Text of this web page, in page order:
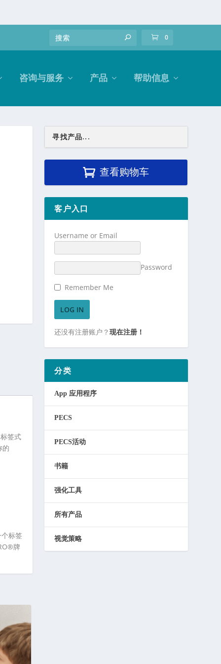
0
咨询与服务 产品 帮助信息
签式
的
标签
牌
查看购物车
客户入口
Username or Email
Password
Remember Me
还没有注册账户？现在注册！
分类
App 应用程序
PECS
PECS活动
书籍
强化工具
所有产品
视觉策略